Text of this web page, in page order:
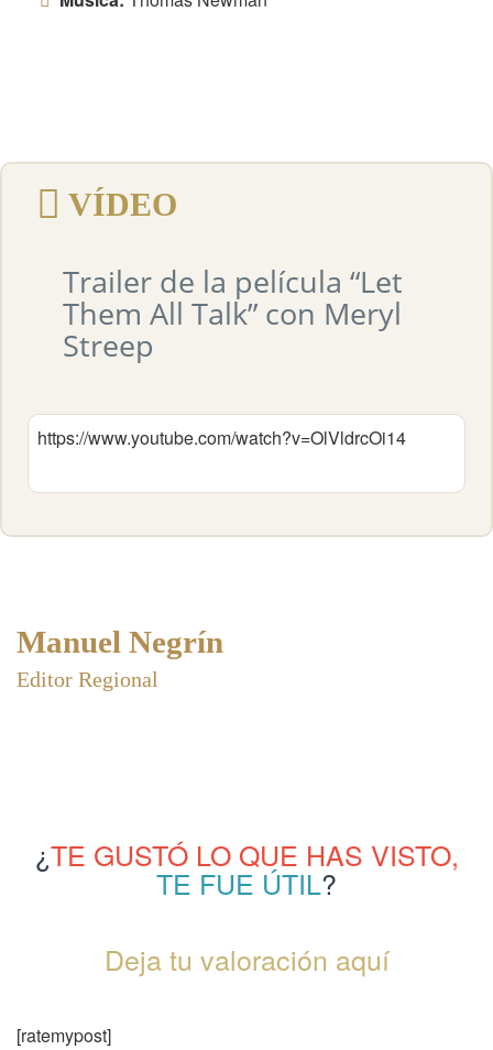
VÍDEO
Trailer de la película “Let
Them All Talk” con Meryl
Streep
https://www.youtube.com/watch?v=OlVldrcOi14
Manuel Negrín
Editor Regional
¿TE GUSTÓ LO QUE HAS VISTO,
TE FUE ÚTIL?
Deja tu valoración aquí
[ratemypost]